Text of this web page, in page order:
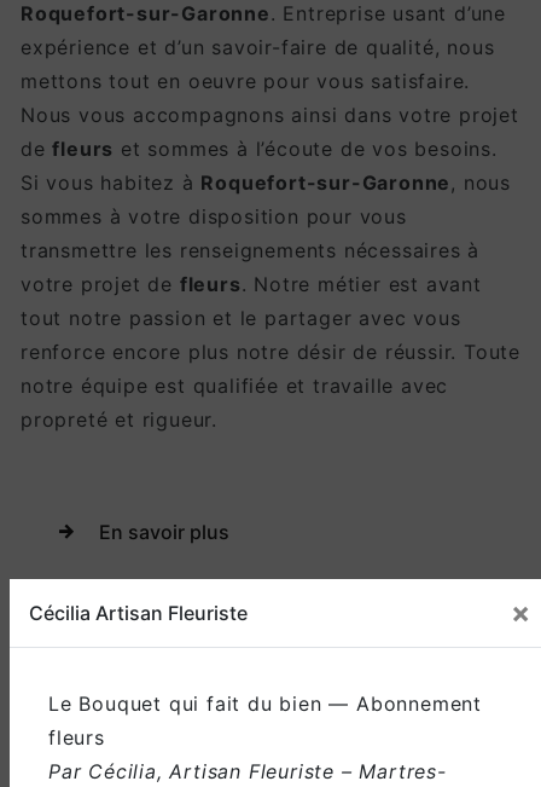
Cécilia Artisan Fleuriste ×
Le Bouquet qui fait du bien — Abonnement
fleurs
Par Cécilia, Artisan Fleuriste – Martres-
Roquefort-sur-Garonne. Entreprise usant d’une
expérience et d’un savoir-faire de qualité, nous
mettons tout en oeuvre pour vous satisfaire.
Nous vous accompagnons ainsi dans votre projet
defleurs et sommes à l’écoute de vos besoins.
Si vous habitez à Roquefort-sur-Garonne, nous
sommes à votre disposition pour vous
transmettre les renseignements nécessaires à
votre projet de fleurs. Notre métier est avant
tout notre passion et le partager avec vous
renforce encore plus notre désir de réussir. Toute
notre équipe est qualifiée et travaille avec
propreté et rigueur.
En savoir plus
Contactez-nous